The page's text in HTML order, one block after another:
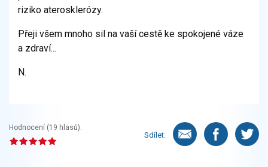
riziko aterosklerózy.
Přeji všem mnoho sil na vaší cestě ke spokojené váze
a zdraví...
N.
Hodnocení (19 hlasů):
Sdílet: